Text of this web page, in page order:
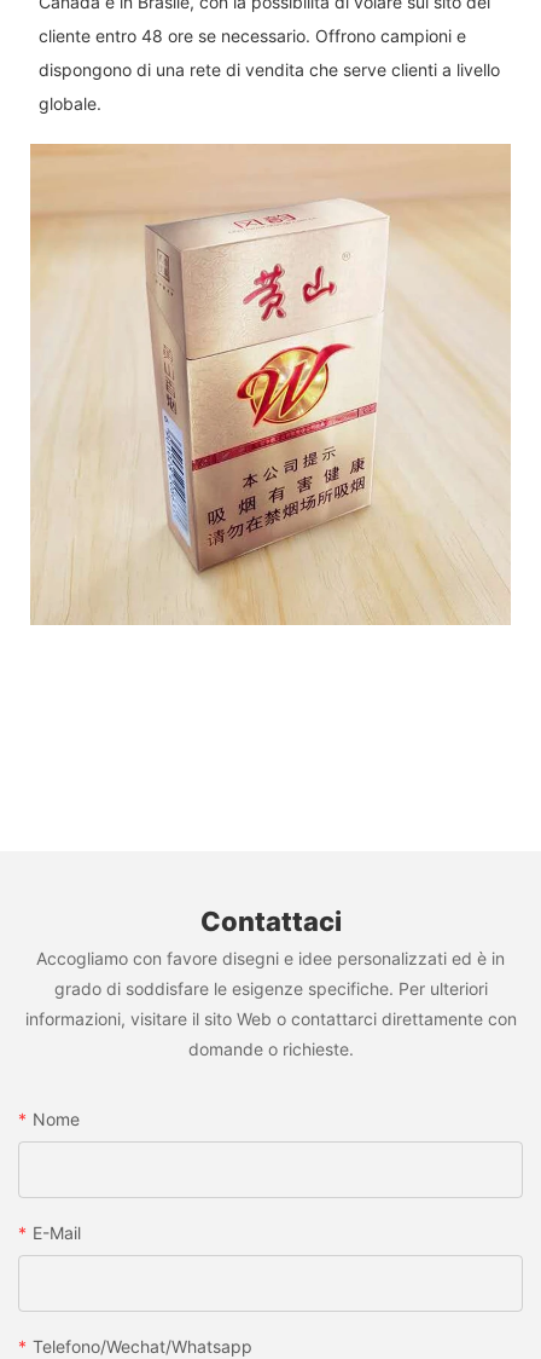
cliente entro 48 ore se necessario. Offrono campioni e
dispongono di una rete di vendita che serve clienti a livello
globale.
Contattaci
Accogliamo con favore disegni e idee personalizzati ed è in
grado di soddisfare le esigenze specifiche. Per ulteriori
informazioni, visitare il sito Web o contattarci direttamente con
domande o richieste.
Nome
E-Mail
Telefono/wechat/whatsapp